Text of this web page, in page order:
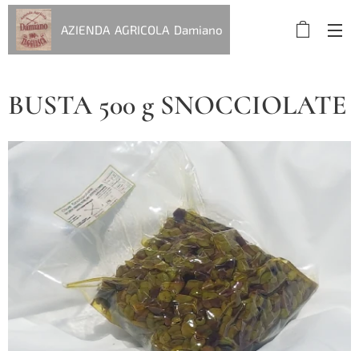
AZIENDA AGRICOLA Damiano
BUSTA 500 g SNOCCIOLATE